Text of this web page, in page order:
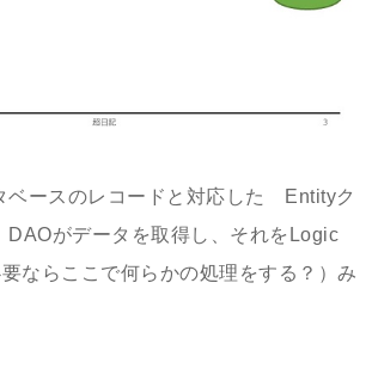
ベースのレコードと対応した Entityク
DAOがデータを取得し、それをLogic
ならここで何らかの処理をする？）み